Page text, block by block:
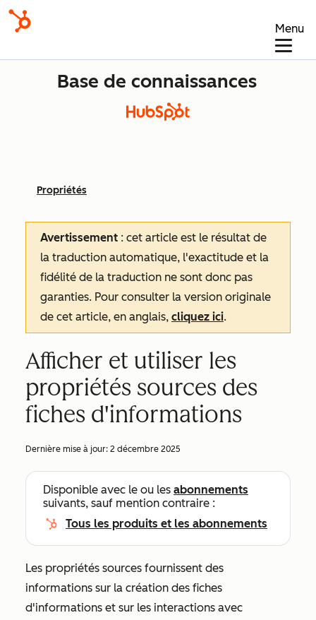
Menu
Base de connaissances
Propriétés
Avertissement : cet article est le résultat de
la traduction automatique, l'exactitude et la
fidélité de la traduction ne sont donc pas
garanties. Pour consulter la version originale
de cet article, en anglais, cliquez ici.
Afficher et utiliser les
propriétés sources des
fiches d'informations
Dernière mise à jour: 2 décembre 2025
Disponible avec le ou les abonnements
suivants, sauf mention contraire :
Tous les produits et les abonnements
Les propriétés sources fournissent des
informations sur la création des fiches
d'informations et sur les interactions avec